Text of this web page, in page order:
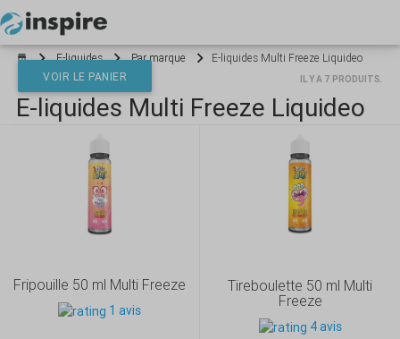
VOIR LE PANIER
E-liquides Par marque E-liquides Multi Freeze Liquideo
E-liquides Multi Freeze Liquideo
IL Y A 7 PRODUITS.
Fripouille 50 ml Multi Freeze
1 avis
Tireboulette 50 ml Multi
Freeze
4 avis